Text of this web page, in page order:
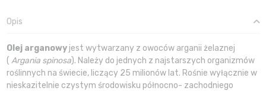
Opis
Olej arganowyjest wytwarzany z owoców arganii żelaznej
( Argania spinosa). Należy do jednych z najstarszych organizmów
roślinnych na świecie, liczący 25 milionów lat. Rośnie wyłącznie w
nieskazitelnie czystym środowisku północno- zachodniego